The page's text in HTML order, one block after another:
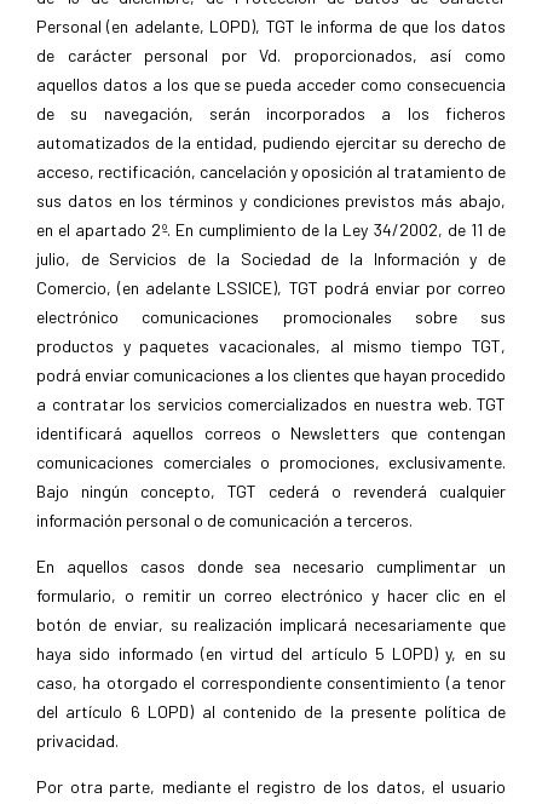
Personal (en adelante, LOPD), TGT le informa de que los datos
de carácter personal por Vd. proporcionados, así como
aquellos datos a los que se pueda acceder como consecuencia
de su navegación, serán incorporados a los ficheros
automatizados de la entidad, pudiendo ejercitar su derecho de
acceso, rectificación, cancelación y oposición al tratamiento de
sus datos en los términos y condiciones previstos más abajo,
en el apartado 2º. En cumplimiento de la Ley 34/2002, de 11 de
julio, de Servicios de la Sociedad de la Información y de
Comercio, (en adelante LSSICE), TGT podrá enviar por correo
electrónico comunicaciones promocionales sobre sus
productos y paquetes vacacionales, al mismo tiempo TGT,
podrá enviar comunicaciones a los clientes que hayan procedido
a contratar los servicios comercializados en nuestra web. TGT
identificará aquellos correos o Newsletters que contengan
comunicaciones comerciales o promociones, exclusivamente.
Bajo ningún concepto, TGT cederá o revenderá cualquier
información personal o de comunicación a terceros.
En aquellos casos donde sea necesario cumplimentar un
formulario, o remitir un correo electrónico y hacer clic en el
botón de enviar, su realización implicará necesariamente que
haya sido informado (en virtud del artículo 5 LOPD) y, en su
caso, ha otorgado el correspondiente consentimiento (a tenor
del artículo 6 LOPD) al contenido de la presente política de
privacidad.
Por otra parte, mediante el registro de los datos, el usuario